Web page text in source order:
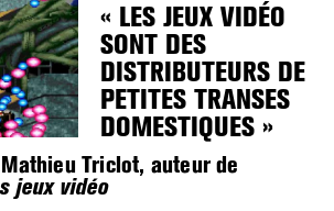
« LES JEUX VIDÉO
SONT DES
DISTRIBUTEURS DE
PETITES TRANSES
DOMESTIQUES »
Triclot, auteur de
jeux vidéo